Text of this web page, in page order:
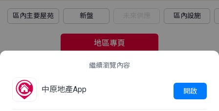
區內主要屋苑 新盤 區內設施
地區專頁
2021年人口普查
這屋苑平均家庭住戶每月收入是多少？
立即查看
繼續瀏覽內容
中原地產App 開啟